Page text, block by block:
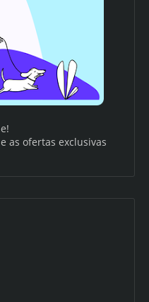
as ofertas exclusivas